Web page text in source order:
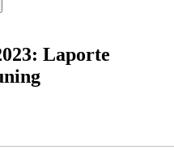
Laporte